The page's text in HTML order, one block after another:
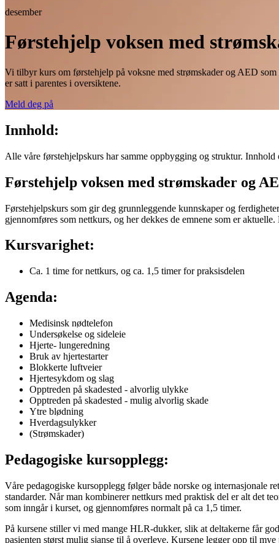
desember
Førstehjelp voksen med
Vi tilbyr kurs om førstehjelp på voksne med strømskader og AED
er satt i parentes i oversiktene.
Meld deg på
Innhold:
Alle våre førstehjelpskurs har samme oppbygging og struktur.
Førstehjelp voksen med strømskader og
Førstehjelpskurs som gir deg grunnleggende kunnskaper og
gjennomføres som nettkurs, og her dekkes de emnene som er
Kursvarighet:
Ca. 1 time for nettkurs, og ca. 1,5 timer for praksisdelen
Agenda:
Medisinsk nødtelefon
Undersøkelse og sideleie
Hjerte- lungeredning
Bruk av hjertestarter
Blokkerte luftveier
Hjertesykdom og slag
Opptreden på skadested - alvorlig ulykke
Opptreden på skadested - mulig alvorlig skade
Ytre blødning
Hverdagsulykker
(Strømskader)
Pedagogiske kursopplegg:
Våre pedagogiske kursopplegg følger både norske og internasjonale
standarder. Når man kombinerer nettkurs med praktisk del er alt det
som inngår i kurset, og gjennomføres normalt på ca 1,5 timer.
På kursene stiller vi med mange HLR-dukker, slik at deltakerne får
pasienten størst mulig sjanse til å overleve. Kursene legger opp til